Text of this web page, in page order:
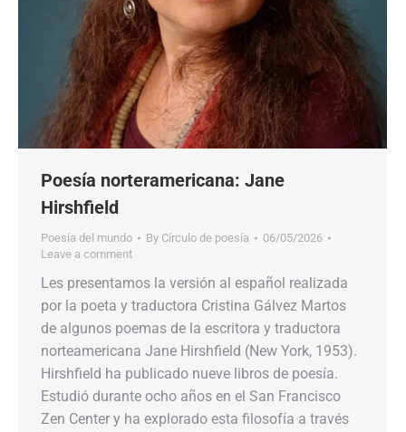
Poesía norteramericana: Jane
Hirshfield
Poesía del mundo By Círculo de poesía
06/05/2026
Leave a comment
Les presentamos la versión al español realizada
por la poeta y traductora Cristina Gálvez Martos
de algunos poemas de la escritora y traductora
norteamericana Jane Hirshfield (New York, 1953).
Hirshfield ha publicado nueve libros de poesía.
Estudió durante ocho años en el San Francisco
Zen Center y ha explorado esta filosofía a través